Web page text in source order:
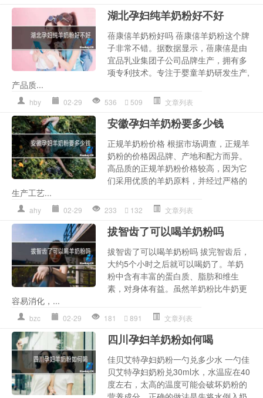
湖北孕妇纯羊奶粉好不好
蓓康僖羊奶粉好吗 蓓康僖羊奶粉这个牌
子非常不错。据数据显示，蓓康僖是由
宜品乳业集团子公司品牌生产，拥有多
项专利技术。专注于婴童羊奶研发生产,
产品质...
hby 02-29 536 509 文章列表
安徽孕妇羊奶粉要多少钱
正规羊奶粉价格 根据市场调查，正规羊
奶粉的价格因品牌、产地和配方而异。
高品质的正规羊奶粉价格较高，因为它
们采用优质的羊奶原料，并经过严格的
生产工艺...
ahy 02-29 233 132 文章列表
拔智齿了可以喝羊奶粉吗
拔智齿了可以喝羊奶粉吗 拔完智齿后，
大约5个小时之后就可以喝奶了。羊奶
粉中含有丰富的蛋白质、脂肪和维生
素，对身体有益。虽然羊奶粉比牛奶更
容易消化，...
bzc 02-29 181 891 文章列表
四川孕妇羊奶粉如何喝
佳贝艾特孕妇奶粉一勺兑多少水 一勺佳
贝艾特孕妇奶粉兑30ml水，水温应在40
度左右，太高的温度可能会破坏奶粉的